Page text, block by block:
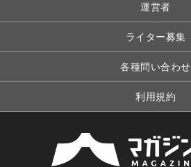
運営者
ライター募集
各種問い合わせ
利用規約